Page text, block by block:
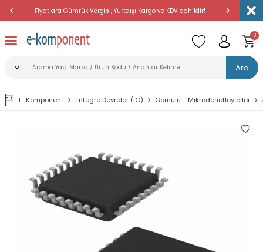
Fiyatlara Gümrük Vergisi, Yurtdışı Kargo ve KDV dahildir!
Ara
0
E-Komponent Entegre Devreler (IC) Gömülü - Mikrodenetleyiciler